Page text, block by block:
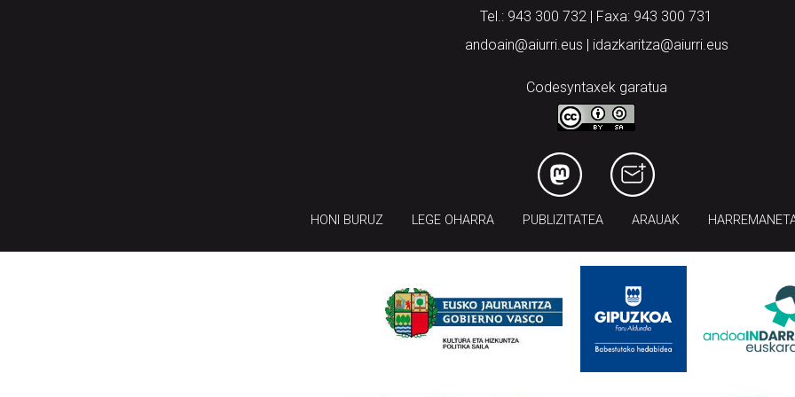
Tel.: 943 300 732 | Faxa: 943 300 731
andoain@aiurri.eus | idazkaritza@aiurri.eus
Codesyntaxek garatua
HONI BURUZ LEGE OHARRA PUBLIZITATEA ARAUAK